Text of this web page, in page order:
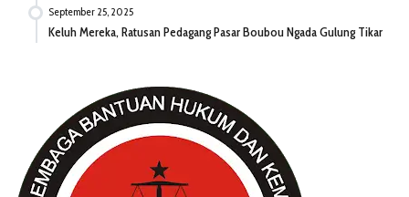
September 25, 2025
Keluh Mereka, Ratusan Pedagang Pasar Boubou Ngada Gulung Tikar